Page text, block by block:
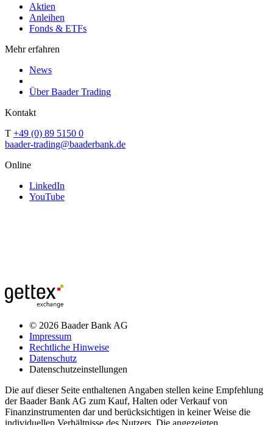
Aktien
Anleihen
Fonds & ETFs
Mehr erfahren
News
Über Baader Trading
Kontakt
T +49 (0) 89 5150 0
baader-trading@baaderbank.de
Online
LinkedIn
YouTube
© 2026 Baader Bank AG
Impressum
Rechtliche Hinweise
Datenschutz
Datenschutzeinstellungen
Die auf dieser Seite enthaltenen Angaben stellen keine Empfehlung
der Baader Bank AG zum Kauf, Halten oder Verkauf von
Finanzinstrumenten dar und berücksichtigen in keiner Weise die